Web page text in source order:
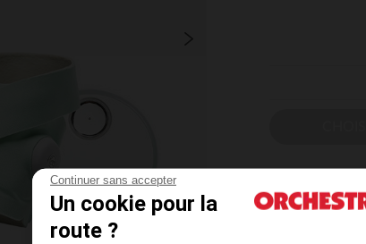
Continuer sans accepter
Un cookie pour la
route ?